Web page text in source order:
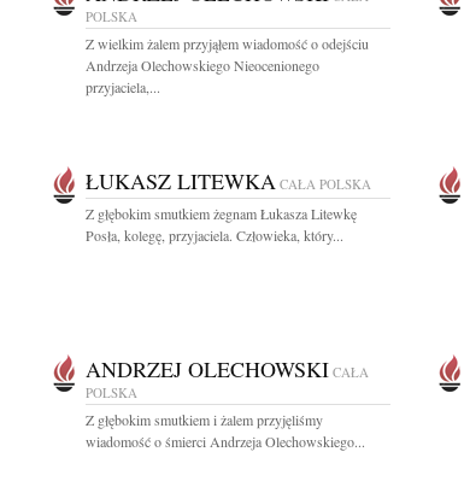
POLSKA
Z wielkim żalem przyjąłem wiadomość o odejściu
Andrzeja Olechowskiego Nieocenionego
przyjaciela,...
ŁUKASZ LITEWKA CAŁA POLSKA
Z głębokim smutkiem żegnam Łukasza Litewkę
Posła, kolegę, przyjaciela. Człowieka, który...
ANDRZEJ OLECHOWSKI CAŁA
POLSKA
Z głębokim smutkiem i żalem przyjęliśmy
wiadomość o śmierci Andrzeja Olechowskiego...